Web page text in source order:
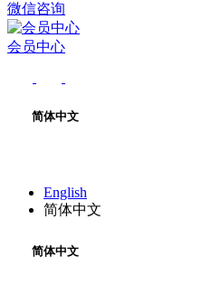
微信咨询
会员中心
简体中文
English
简体中文
简体中文